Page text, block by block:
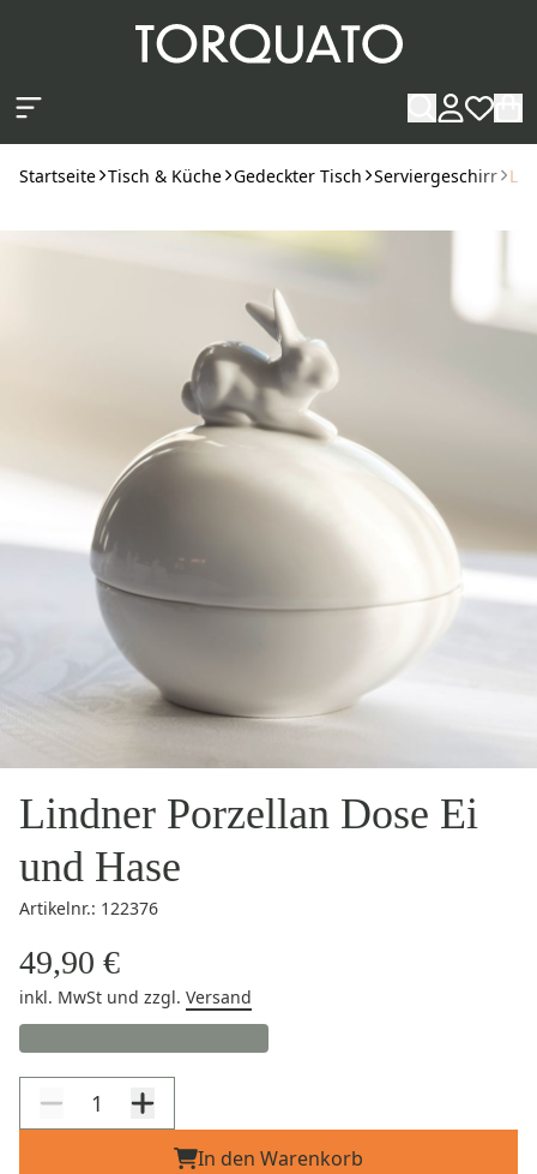
Startseite Tisch & Küche Gedeckter Tisch Serviergeschirr
Lindner Porzellan Dose Ei
und Hase
Artikelnr.: 122376
49,90 €
inkl. MwSt und zzgl. Versand
In den Warenkorb